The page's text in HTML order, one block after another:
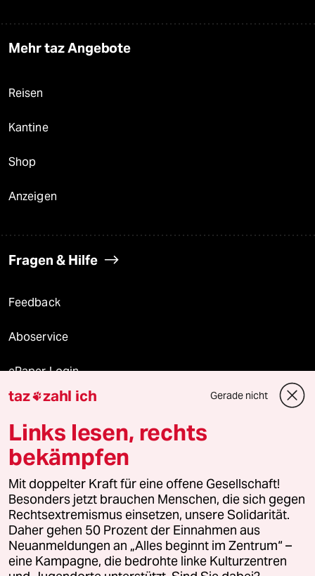
Mehr taz Angebote
Reisen
Kantine
Shop
Anzeigen
Fragen & Hilfe
Feedback
Aboservice
ePaper Login
Downloads für Abonnierende
© 2026 taz Verlags und Vertriebs GmbH
Alle Rechte vorbehalten. Bei rechtlichen Fragen oder für Genehmigungen
wenden Sie sich bitte an
lizenzen@taz.de
Feedback Redaktionsstatut Kommune-Richtlinien
Leitlinie Informant Datenschutz Impressum AGB
taz zahl ich Gerade nicht
Links lesen, rechts
bekämpfen
Mit doppelter Kraft für eine offene Gesellschaft!
Besonders jetzt brauchen Menschen, die sich gegen
Rechtsextremismus einsetzen, unsere Solidarität.
Daher gehen 50 Prozent der Einnahmen aus
Neuanmeldungen an „Alles beginnt im Zentrum“ –
eine Kampagne, die bedrohte linke Kulturzentren